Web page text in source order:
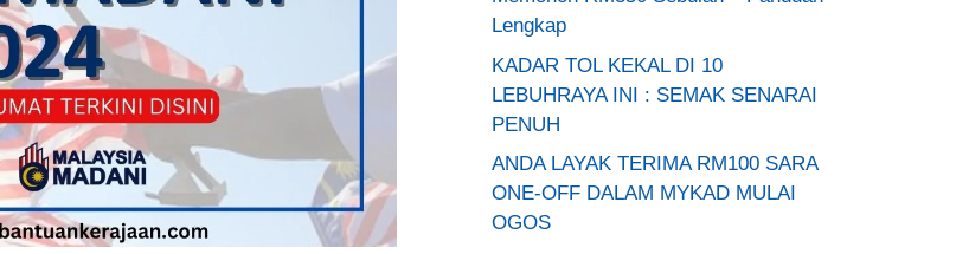
Lengkap
KADAR TOL KEKAL DI 10
LEBUHRAYA INI : SEMAK SENARAI
PENUH
ANDA LAYAK TERIMA RM100 SARA
ONE-OFF DALAM MYKAD MULAI
OGOS